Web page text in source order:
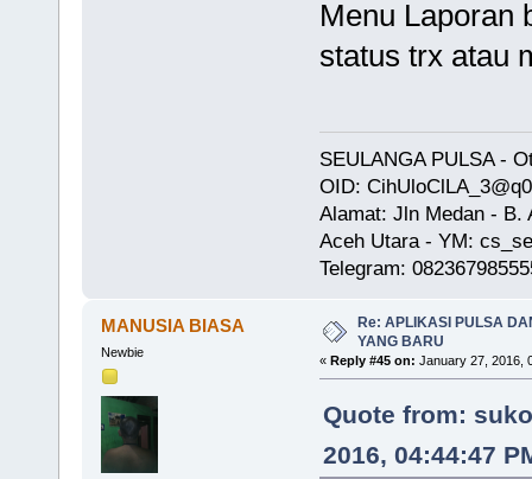
Menu Laporan
status trx atau
SEULANGA PULSA -
OID:
Alamat: Jln Medan - B.
Aceh Utara - YM:
Telegram:
MANUSIA BIASA
Newbie
Re: APLIKASI PULSA
YANG BARU
« Reply #45 on: January 27, 2016,
Quote from:
2016, 04:44:47